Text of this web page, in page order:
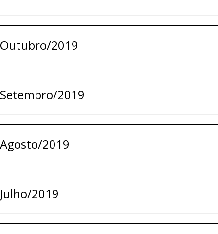
Outubro/2019
Setembro/2019
Agosto/2019
Julho/2019